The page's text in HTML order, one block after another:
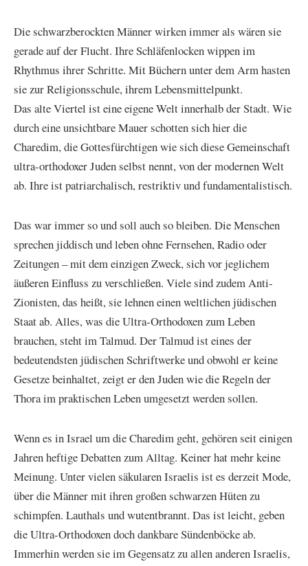
Die schwarzberockten Männer wirken immer als wären sie
gerade auf der Flucht. Ihre Schläfenlocken wippen im
Rhythmus ihrer Schritte. Mit Büchern unter dem Arm hasten
sie zur Religionsschule, ihrem Lebensmittelpunkt.
Das alte Viertel ist eine eigene Welt innerhalb der Stadt. Wie
durch eine unsichtbare Mauer schotten sich hier die
Charedim, die Gottesfürchtigen wie sich diese Gemeinschaft
ultra-orthodoxer Juden selbst nennt, von der modernen Welt
ab. Ihre ist patriarchalisch, restriktiv und fundamentalistisch.
Das war immer so und soll auch so bleiben. Die Menschen
sprechen jiddisch und leben ohne Fernsehen, Radio oder
Zeitungen – mit dem einzigen Zweck, sich vor jeglichem
äußeren Einfluss zu verschließen. Viele sind zudem Anti-
Zionisten, das heißt, sie lehnen einen weltlichen jüdischen
Staat ab. Alles, was die Ultra-Orthodoxen zum Leben
brauchen, steht im Talmud. Der Talmud ist eines der
bedeutendsten jüdischen Schriftwerke und obwohl er keine
Gesetze beinhaltet, zeigt er den Juden wie die Regeln der
Thora im praktischen Leben umgesetzt werden sollen.
Wenn es in Israel um die Charedim geht, gehören seit einigen
Jahren heftige Debatten zum Alltag. Keiner hat mehr keine
Meinung. Unter vielen säkularen Israelis ist es derzeit Mode,
über die Männer mit ihren großen schwarzen Hüten zu
schimpfen. Lauthals und wutentbrannt. Das ist leicht, geben
die Ultra-Orthodoxen doch dankbare Sündenböcke ab.
Immerhin werden sie im Gegensatz zu allen anderen Israelis,